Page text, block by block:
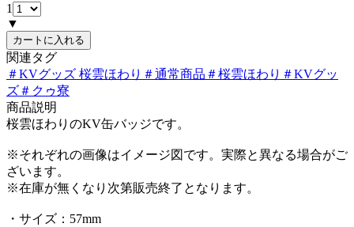
1
▼
カートに入れる
関連タグ
＃KVグッズ 桜雲ほわり ＃通常商品 ＃桜雲ほわり ＃KVグッ
ズ＃ クゥ寮
商品説明
桜雲ほわりのKV缶バッジです。
※それぞれの画像はイメージ図です。実際と異なる場合がご
ざいます。
※在庫が無くなり次第販売終了となります。
・サイズ：57mm